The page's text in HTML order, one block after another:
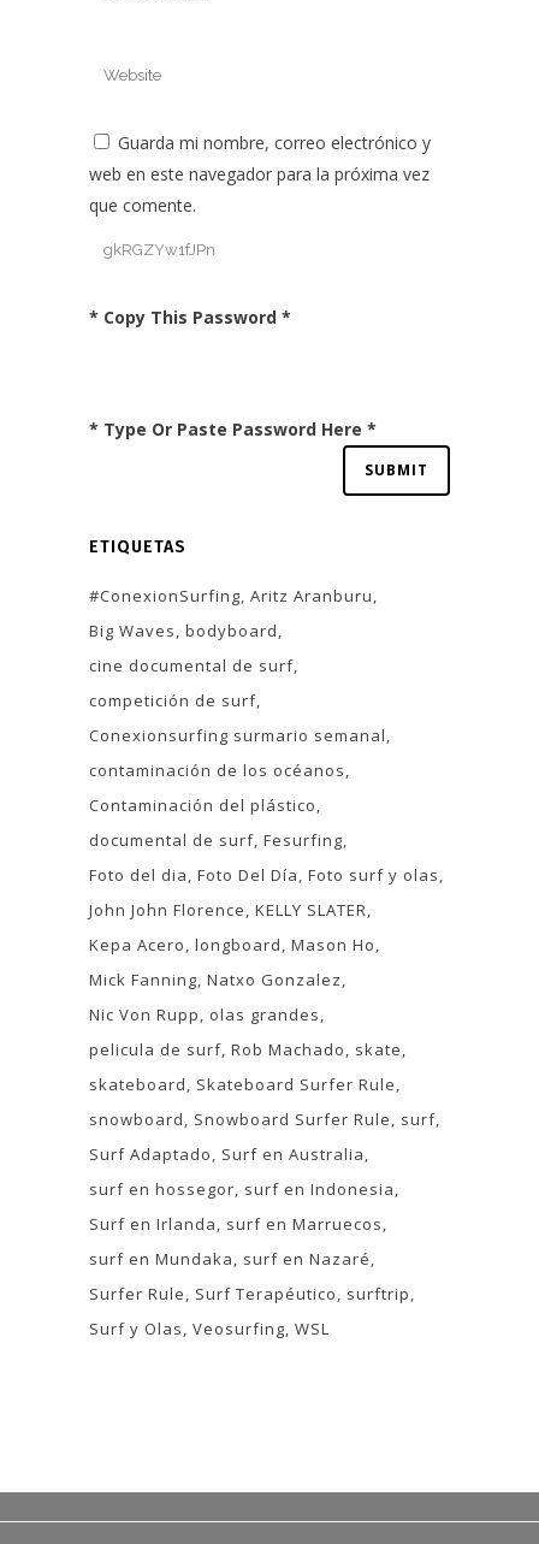
Guarda mi nombre, correo electrónico y
web en este navegador para la próxima vez
que comente.
* Copy This Password *
* Type Or Paste Password Here *
ETIQUETAS
#ConexionSurfing Aritz Aranburu
Big Waves bodyboard
cine documental de surf
competición de surf
Conexionsurfing surmario semanal
contaminación de los océanos
Contaminación del plástico
documental de surf Fesurfing
Foto del dia Foto Del Día Foto surf y olas
John John Florence KELLY SLATER
Kepa Acero longboard Mason Ho
Mick Fanning Natxo Gonzalez
Nic Von Rupp
olas grandes
pelicula de surf Rob Machado
skate
skateboard
Skateboard Surfer Rule
snowboard
Snowboard Surfer Rule
surf
Surf Adaptado
Surf en Australia
surf en hossegor surf en Indonesia
Surf en Irlanda
surf en Marruecos
surf en Mundaka
surf en Nazaré
Surfer Rule
Surf Terapéutico
surftrip
Surf y Olas Veosurfing WSL